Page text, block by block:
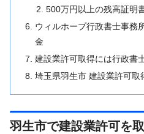
500万円以上の残高証明
ウィルホープ行政書士事務
金
建設業許可取得には行政書
埼玉県羽生市 建設業許可取
羽生市で建設業許可を